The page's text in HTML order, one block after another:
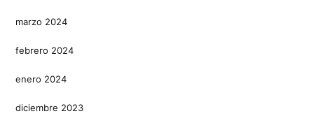
marzo 2024
febrero 2024
enero 2024
diciembre 2023